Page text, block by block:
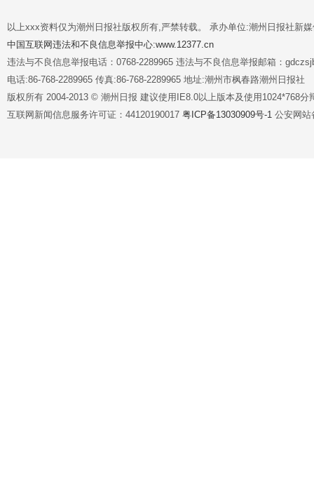
以上xxx资料仅为潮州日报社版权所有,严禁转载。 承办单位:潮州日报社新
中国互联网违法和不良信息举报中心:www.12377.cn
违法与不良信息举报电话：0768-2289965 违法与不良信息举报邮箱：
电话:86-768-2289965 传真:86-768-2289965 地址:潮州市枫春路潮州日报社
版权所有 2004-2013 © 潮州日报 建议使用IE8.0以上版本及使用1024*768分
互联网新闻信息服务许可证：44120190017 粤ICP备13030909号-1 公安网站